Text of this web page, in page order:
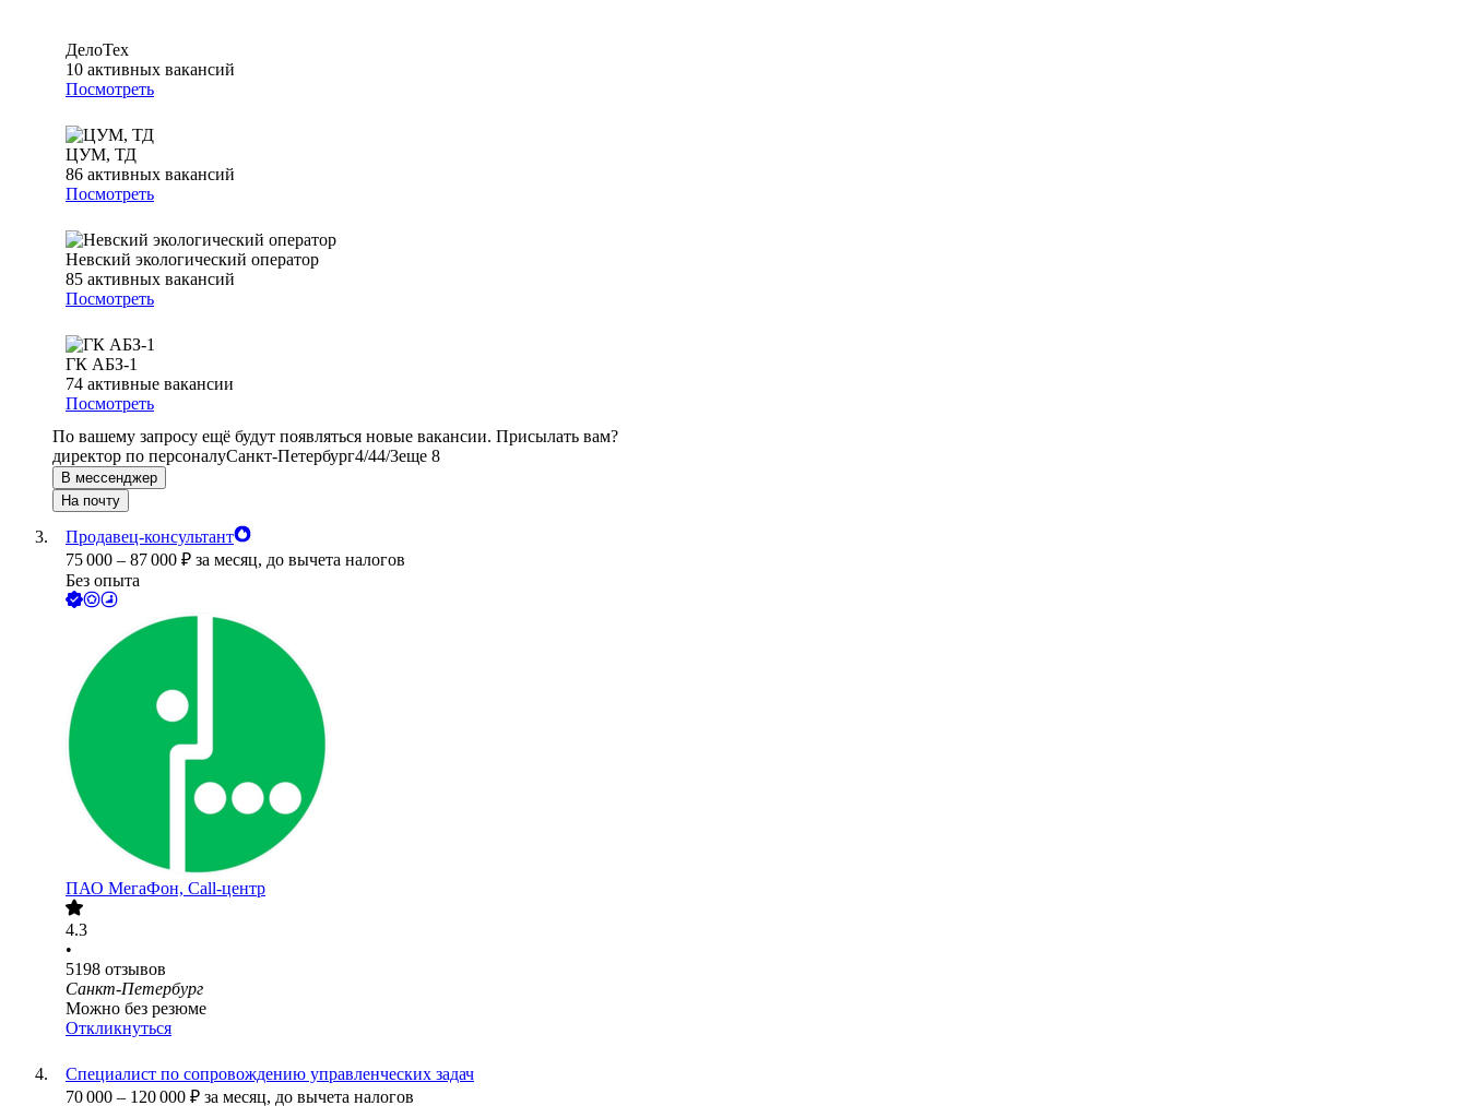
ДелоТех
10 активных вакансий
Посмотреть
ЦУМ, ТД
86 активных вакансий
Посмотреть
Невский экологический оператор
85 активных вакансий
Посмотреть
ГК АБЗ-1
74 активные вакансии
Посмотреть
По вашему запросу ещё будут появляться новые вакансии. Присылать вам?
директор по персоналуСанкт-Петербург4/44/3еще 8
В мессенджер
На почту
Продавец-консультант
75 000 – 87 000 ₽ за месяц, до вычета налогов
Без опыта
ПАО МегаФон, Call-центр
4.3
•
5198 отзывов
Санкт-Петербург
Можно без резюме
Откликнуться
Специалист по сопровождению управленческих задач
70 000 – 120 000 ₽ за месяц, до вычета налогов